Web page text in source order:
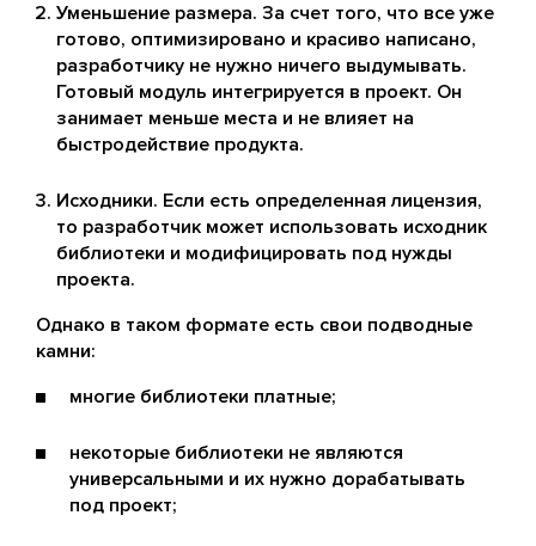
Уменьшение размера. За счет того, что все уже
готово, оптимизировано и красиво написано,
разработчику не нужно ничего выдумывать.
Готовый модуль интегрируется в проект. Он
занимает меньше места и не влияет на
быстродействие продукта.
Исходники. Если есть определенная лицензия,
то разработчик может использовать исходник
библиотеки и модифицировать под нужды
проекта.
Однако в таком формате есть свои подводные
камни:
многие библиотеки платные;
некоторые библиотеки не являются
универсальными и их нужно дорабатывать
под проект;